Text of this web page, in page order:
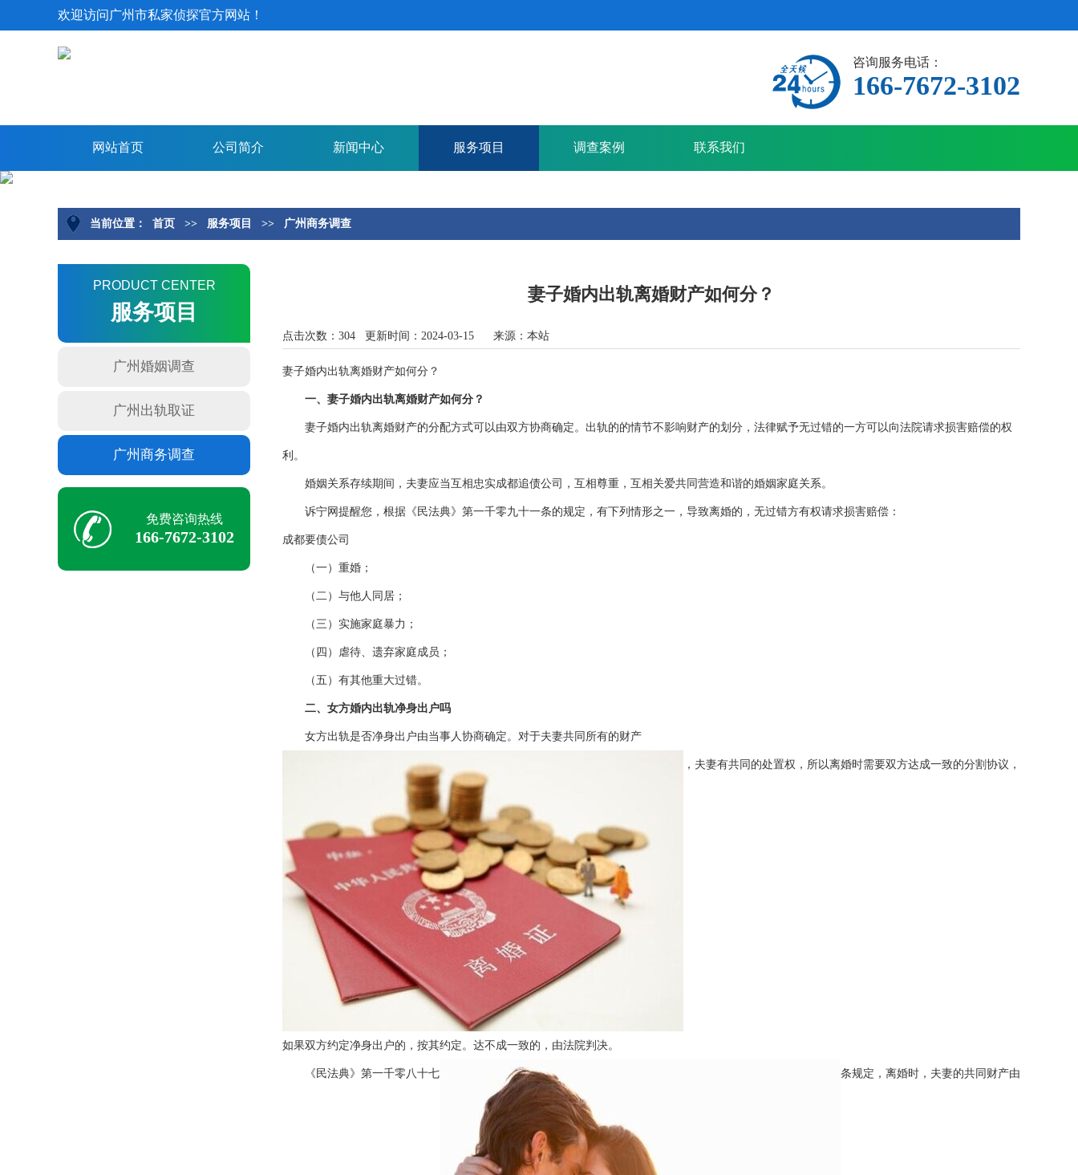
欢迎访问广州市私家侦探官方网站！
咨询服务电话：
166-7672-3102
网站首页 公司简介 新闻中心 服务项目 调查案例 联系我们
当前位置： 首页 >> 服务项目 >> 广州商务调查
PRODUCT CENTER
服务项目
广州婚姻调查
广州出轨取证
广州商务调查
免费咨询热线
166-7672-3102
妻子婚内出轨离婚财产如何分？
点击次数：304 更新时间：2024-03-15 来源：本站
妻子婚内出轨离婚财产如何分？
一、妻子婚内出轨离婚财产如何分？
妻子婚内出轨离婚财产的分配方式可以由双方协商确定。出轨的的情节不影响财产的划分，法律赋予无过错的一方可以向法院请求损害赔偿的权
利。
婚姻关系存续期间，夫妻应当互相忠实成都追债公司，互相尊重，互相关爱共同营造和谐的婚姻家庭关系。
诉宁网提醒您，根据《民法典》第一千零九十一条的规定，有下列情形之一，导致离婚的，无过错方有权请求损害赔偿：
成都要债公司
（一）重婚；
（二）与他人同居；
（三）实施家庭暴力；
（四）虐待、遗弃家庭成员；
（五）有其他重大过错。
二、女方婚内出轨净身出户吗
女方出轨是否净身出户由当事人协商确定。对于夫妻共同所有的财产
，夫妻有共同的处置权，所以离婚时需要双方达成一致的分割协议，
如果双方约定净身出户的，按其约定。达不成一致的，由法院判决。
《民法典》第一千零八十七 条规定，离婚时，夫妻的共同财产由